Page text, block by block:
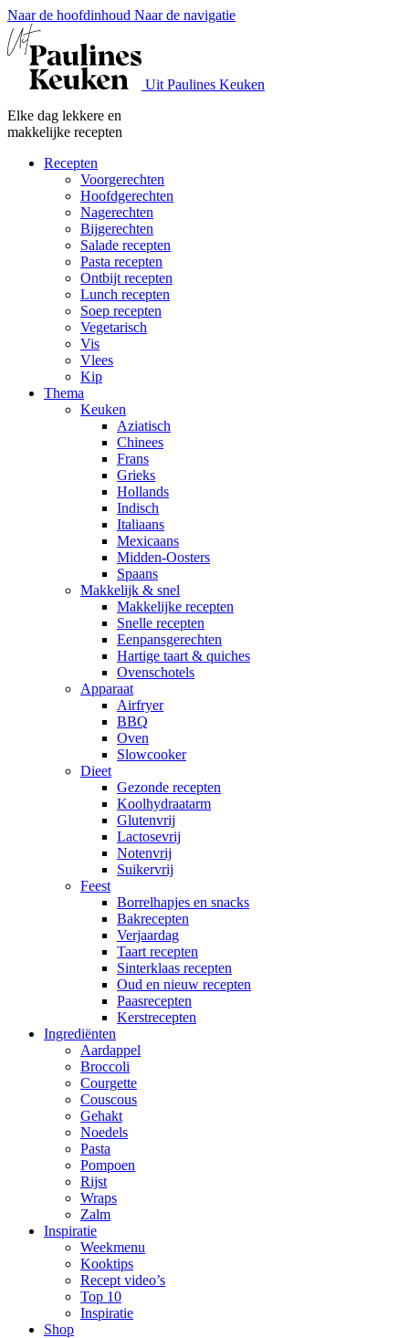
Naar de hoofdinhoud Naar de navigatie
Uit Paulines Keuken
Elke dag lekkere en
makkelijke recepten
Recepten
Voorgerechten
Hoofdgerechten
Nagerechten
Bijgerechten
Salade recepten
Pasta recepten
Ontbijt recepten
Lunch recepten
Soep recepten
Vegetarisch
Vis
Vlees
Kip
Thema
Keuken
Aziatisch
Chinees
Frans
Grieks
Hollands
Indisch
Italiaans
Mexicaans
Midden-Oosters
Spaans
Makkelijk & snel
Makkelijke recepten
Snelle recepten
Eenpansgerechten
Hartige taart & quiches
Ovenschotels
Apparaat
Airfryer
BBQ
Oven
Slowcooker
Dieet
Gezonde recepten
Koolhydraatarm
Glutenvrij
Lactosevrij
Notenvrij
Suikervrij
Feest
Borrelhapjes en snacks
Bakrecepten
Verjaardag
Taart recepten
Sinterklaas recepten
Oud en nieuw recepten
Paasrecepten
Kerstrecepten
Ingrediënten
Aardappel
Broccoli
Courgette
Couscous
Gehakt
Noedels
Pasta
Pompoen
Rijst
Wraps
Zalm
Inspiratie
Weekmenu
Kooktips
Recept video’s
Top 10
Inspiratie
Shop